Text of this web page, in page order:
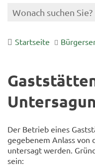
Startseite
Der Betrieb eines
gegebenem Anlass von
untersagt werden.
sein: